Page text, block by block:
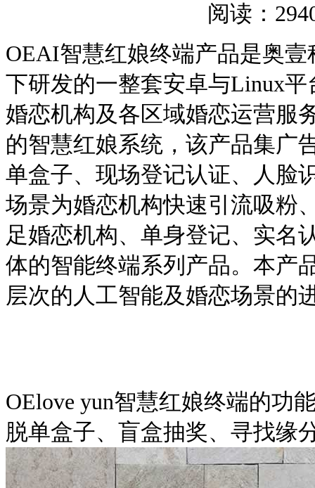
阅读：
OEAI智慧红娘终端产品是奥壹
下研发的一整套安卓与Linux
婚恋机构及各区域婚恋运营服
的智慧红娘系统，该产品集广
单盒子、现场登记认证、人脸
场景为婚恋机构快速引流吸粉
足婚恋机构、单身登记、实名
体的智能终端系列产品。本产
层次的人工智能及婚恋场景的
OElove yun智慧红娘终端的功
脱单盒子、盲盒抽奖、寻找缘